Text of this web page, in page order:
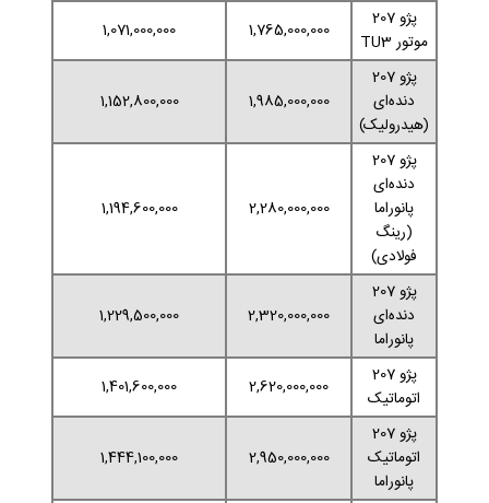
پژو 207
موتور TU3
1,765,000,000
1,071,000,000
پژو 207
دنده‌ای
(هیدرولیک)
1,985,000,000
1,152,800,000
پژو 207
دنده‌ای
پانوراما
(رینگ
فولادی)
2,280,000,000
1,194,600,000
پژو 207
دنده‌ای
پانوراما
2,320,000,000
1,229,500,000
پژو 207
اتوماتیک
2,620,000,000
1,401,600,000
پژو 207
اتوماتیک
پانوراما
2,950,000,000
1,444,100,000